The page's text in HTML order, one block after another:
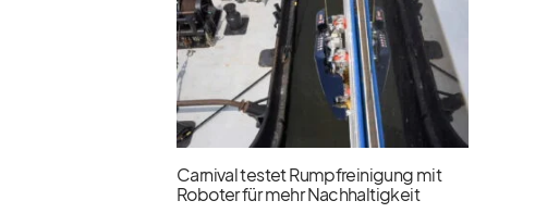
Carnival testet Rumpfreinigung mit
Roboter für mehr Nachhaltigkeit